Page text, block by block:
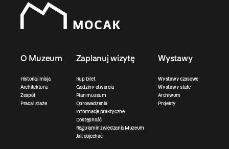
O Muzeum
Historia i misja
Architektura
Zespół
Praca i staże
Zaplanuj wizytę
Kup bilet
Godziny otwarcia
Plan muzeum
Oprowadzenia
Informacje praktyczne
Dostępność
Regulamin zwiedzania Muzeum
Jak dojechać
Wystawy
Wystawy czasowe
Wystawy stałe
Archiwum
Projekty